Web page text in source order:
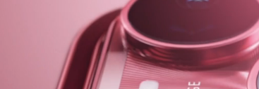
HUAWEI Pura 80 Pro
Daha ətraflı